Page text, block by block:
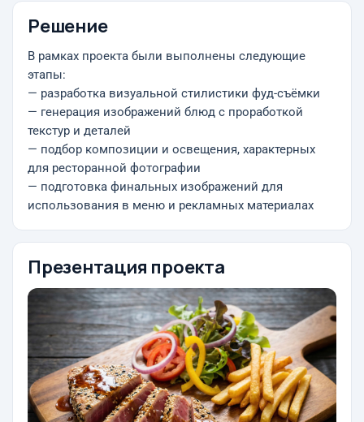
Решение
В рамках проекта были выполнены следующие
этапы:
— разработка визуальной стилистики фуд-съёмки
— генерация изображений блюд с проработкой
текстур и деталей
— подбор композиции и освещения, характерных
для ресторанной фотографии
— подготовка финальных изображений для
использования в меню и рекламных материалах
Презентация проекта